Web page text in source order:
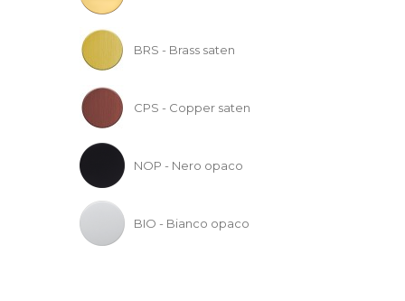
BRS - Brass saten
CPS - Copper saten
NOP - Nero opaco
BIO - Bianco opaco